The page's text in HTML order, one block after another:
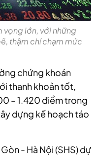
vọng lớn, với những
thậm chí chạm mức
chứng khoán
thanh khoản tốt,
– 1.420 điểm trong
dựng kế hoạch táo
- Hà Nội (SHS) dự